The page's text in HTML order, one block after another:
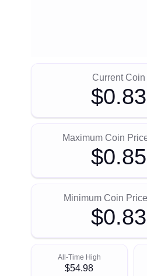
Current
Maximum Coin
Minimum Coin
All-Time High
$54.98